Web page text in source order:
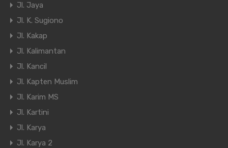
Jl. Jaya
Jl. K. Sugiono
Jl. Kakap
Jl. Kalimantan
Jl. Kancil
Jl. Kapten Muslim
Jl. Karim MS
Jl. Kartini
Jl. Karya
Jl. Karya 2